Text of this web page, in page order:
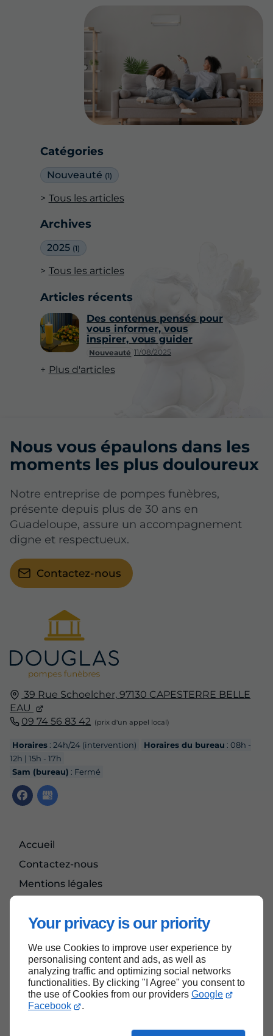
Your privacy is our priority
We use Cookies to improve user experience by
personalising content and ads, as well as
analyzing traffic and optimizing social networks
functionalities. By clicking "I Agree" you consent to
the use of Cookies from our providers Google
Facebook
.
Catégories
Nouveauté (1)
Tous les articles
Archives
2025 (1)
Tous les articles
Articles récents
Nouveauté 11/08/2025
Des contenus pensés pour
vous informer, vous
inspirer, vous guider
Plus d'articles
39 Rue Schoelcher, 97130 CAPESTERRE BELLE
EAU
09 74 56 83 42
Horaires : 24h/24 (intervention) Horaires du bureau : 08h -
12h | 15h - 17h
Sam (bureau) : Fermé
Accueil
Contactez-nous
Mentions légales
Nous vous épaulons dans les
moments les plus douloureux
Notre entreprise de pompes funèbres,
présente depuis plus de 30 ans en
Guadeloupe, assure un accompagnement
digne et respectueux.
Contactez-nous
Haut de page